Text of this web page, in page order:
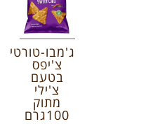
ג'מבו-
צ'יפס
בטעם
צ'ילי
מתוק
100גרם